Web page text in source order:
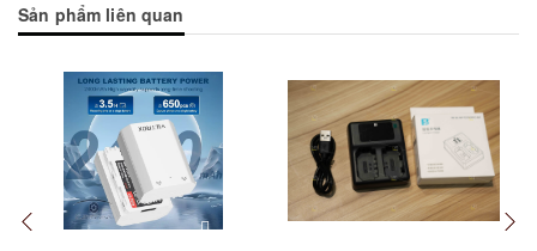
Sản phẩm liên quan
Mua hàng Mua hàng